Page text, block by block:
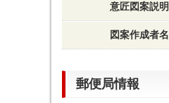
意匠図案説明
図案作成者名
郵便局情報